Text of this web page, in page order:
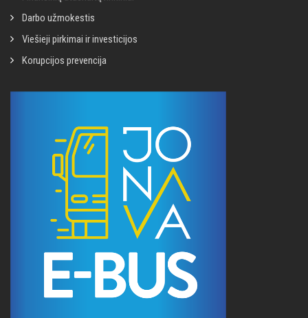
Darbo užmokestis
Viešieji pirkimai ir investicijos
Korupcijos prevencija